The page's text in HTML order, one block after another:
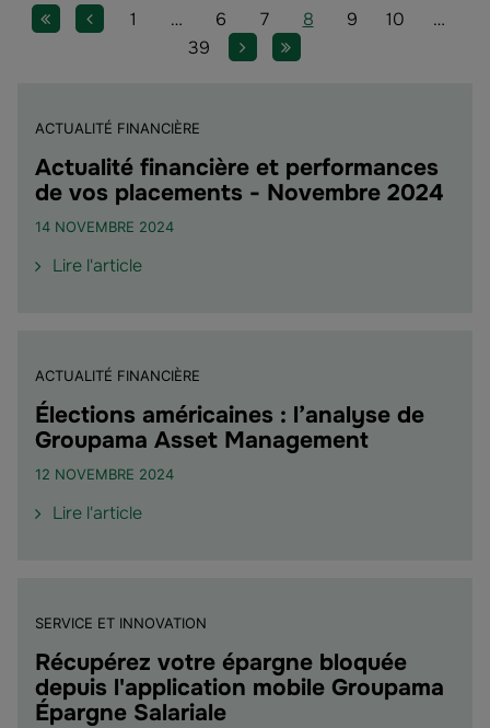
Pagination
Première page
Page précédente
Page
1 Page
… Page
6 Page
7 Page
8 Page
9 Page
10 Page
…
Page
39 Page suivante
Dernière page
ACTUALITÉ FINANCIÈRE
Actualité financière et performances
de vos placements - Novembre 2024
14 NOVEMBRE 2024
Lire l'articlede
performances
de
vos
-
ACTUALITÉ FINANCIÈRE
Élections américaines : l’analyse de
Groupama Asset Management
12 NOVEMBRE 2024
Lire l'articlede
l’analyse
de
Groupama
Asset
SERVICE ET INNOVATION
Récupérez votre épargne bloquée
depuis l'application mobile Groupama
Épargne Salariale